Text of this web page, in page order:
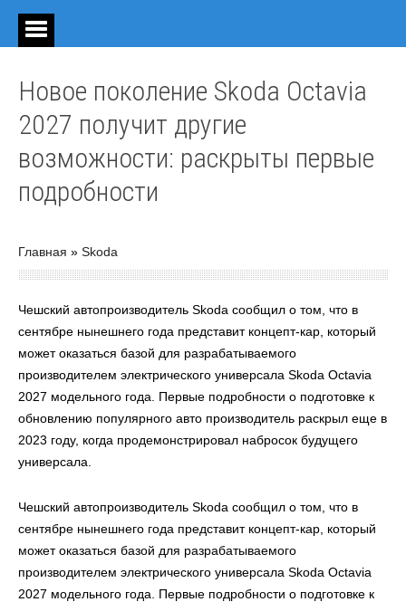
Новое поколение Skoda Octavia
2027 получит другие
возможности: раскрыты первые
подробности
Главная » Skoda
Чешский автопроизводитель Skoda сообщил о том, что в
сентябре нынешнего года представит концепт-кар, который
может оказаться базой для разрабатываемого
производителем электрического универсала Skoda Octavia
2027 модельного года. Первые подробности о подготовке к
обновлению популярного авто производитель раскрыл еще в
2023 году, когда продемонстрировал набросок будущего
универсала.
Чешский автопроизводитель Skoda сообщил о том, что в
сентябре нынешнего года представит концепт-кар, который
может оказаться базой для разрабатываемого
производителем электрического универсала Skoda Octavia
2027 модельного года. Первые подробности о подготовке к